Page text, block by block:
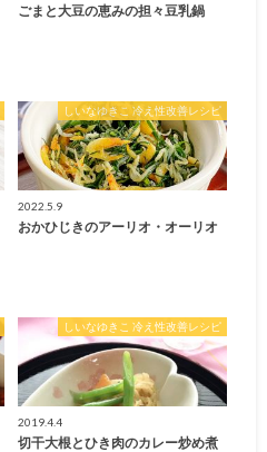
ごまと大豆の恵みの担々豆乳鍋
しいなゆきこ 冷え性改善レシピ
2022.5.9
おかひじきのアーリオ・オーリオ
しいなゆきこ 冷え性改善レシピ
2019.4.4
切干大根とひき肉のカレー炒め煮